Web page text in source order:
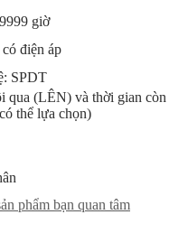
giờ
điện áp
SPDT
qua (LÊN) và thời gian còn
thể lựa chọn)
phẩm bạn quan tâm